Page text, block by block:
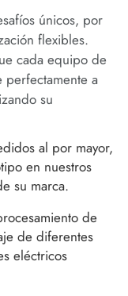
únicos, por
flexibles.
cada equipo de
perfectamente a
su
al por mayor,
en nuestros
su marca.
de
de diferentes
eléctricos